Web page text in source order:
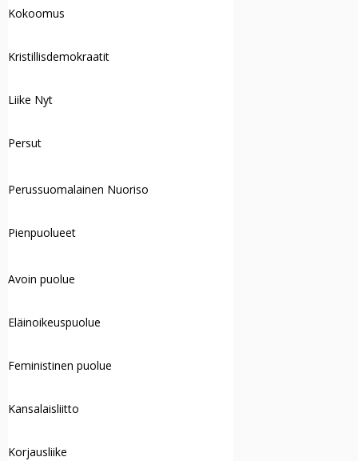
Kokoomus
Kristillisdemokraatit
Liike Nyt
Persut
Perussuomalainen Nuoriso
Pienpuolueet
Avoin puolue
Eläinoikeuspuolue
Feministinen puolue
Kansalaisliitto
Korjausliike